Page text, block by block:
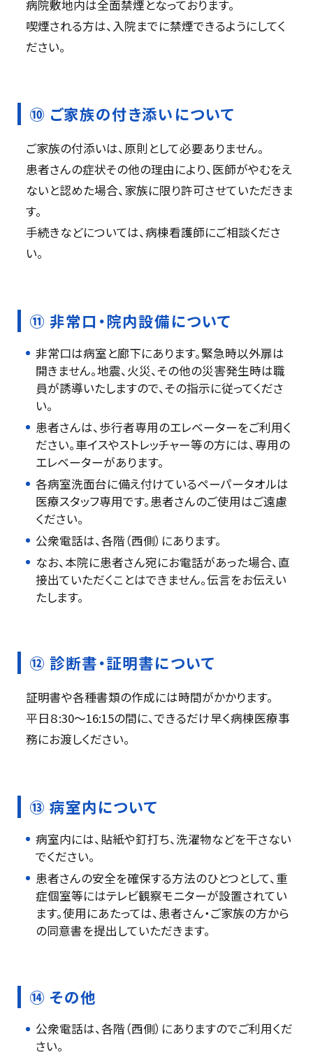
病院敷地内は全面禁煙となっております。
喫煙される方は、入院までに禁煙できるようにしてく
ださい。
⑩ ご家族の付き添いについて
ご家族の付添いは、原則として必要ありません。
患者さんの症状その他の理由により、医師がやむをえ
ないと認めた場合、家族に限り許可させていただきま
す。
手続きなどについては、病棟看護師にご相談くださ
い。
⑪ 非常口・院内設備について
非常口は病室と廊下にあります。緊急時以外扉は
開きません。地震、火災、その他の災害発生時は職
員が誘導いたしますので、その指示に従ってくださ
い。
患者さんは、歩行者専用のエレベーターをご利用く
ださい。車イスやストレッチャー等の方には、専用の
エレベーターがあります。
各病室洗面台に備え付けているペーパータオルは
医療スタッフ専用です。患者さんのご使用はご遠慮
ください。
公衆電話は、各階（西側）にあります。
なお、本院に患者さん宛にお電話があった場合、直
接出ていただくことはできません。伝言をお伝えい
たします。
⑫ 診断書・証明書について
証明書や各種書類の作成には時間がかかります。
平日８:30～16:15の間に、できるだけ早く病棟医療事
務にお渡しください。
⑬ 病室内について
病室内には、貼紙や釘打ち、洗濯物などを干さない
でください。
患者さんの安全を確保する方法のひとつとして、重
症個室等にはテレビ観察モニターが設置されてい
ます。使用にあたっては、患者さん・ご家族の方から
の同意書を提出していただきます。
⑭ その他
公衆電話は、各階（西側）にありますのでご利用くだ
さい。